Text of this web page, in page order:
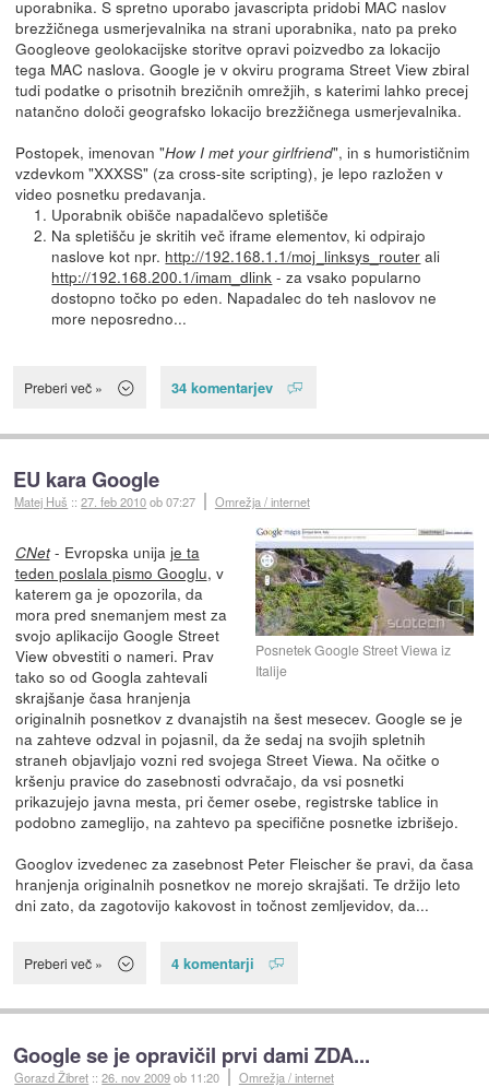
uporabnika. S spretno uporabo javascripta pridobi MAC naslov
brezžičnega usmerjevalnika na strani uporabnika, nato pa preko
Googleove geolokacijske storitve opravi poizvedbo za lokacijo
tega MAC naslova. Google je v okviru programa Street View zbiral
tudi podatke o prisotnih brezičnih omrežjih, s katerimi lahko precej
natančno določi geografsko lokacijo brezžičnega usmerjevalnika.
Postopek, imenovan "How I met your girlfriend", in s humorističnim
vzdevkom "XXXSS" (za cross-site scripting), je lepo razložen v
video posnetku predavanja.
Uporabnik obišče napadalčevo spletišče
Na spletišču je skritih več iframe elementov, ki odpirajo
naslove kot npr. http://192.168.1.1/moj_linksys_router ali
http://192.168.200.1/imam_dlink - za vsako popularno
dostopno točko po eden. Napadalec do teh naslovov ne
more neposredno...
Preberi več » 34 komentarjev
EU kara Google
Matej Huš ::27. feb 2010ob 07:27 Omrežja / internet
Posnetek Google Street Viewa iz
Italije
CNet- Evropska unija je ta
teden poslala pismo Googlu, v
katerem ga je opozorila, da
mora pred snemanjem mest za
svojo aplikacijo Google Street
View obvestiti o nameri. Prav
tako so od Googla zahtevali
skrajšanje časa hranjenja
originalnih posnetkov z dvanajstih na šest mesecev. Google se je
na zahteve odzval in pojasnil, da že sedaj na svojih spletnih
straneh objavljajo vozni red svojega Street Viewa. Na očitke o
kršenju pravice do zasebnosti odvračajo, da vsi posnetki
prikazujejo javna mesta, pri čemer osebe, registrske tablice in
podobno zameglijo, na zahtevo pa specifične posnetke izbrišejo.
Googlov izvedenec za zasebnost Peter Fleischer še pravi, da časa
hranjenja originalnih posnetkov ne morejo skrajšati. Te držijo leto
dni zato, da zagotovijo kakovost in točnost zemljevidov, da...
Preberi več » 4 komentarji
Google se je opravičil prvi dami ZDA...
Gorazd Žibret ::26. nov 2009ob 11:20 Omrežja / internet